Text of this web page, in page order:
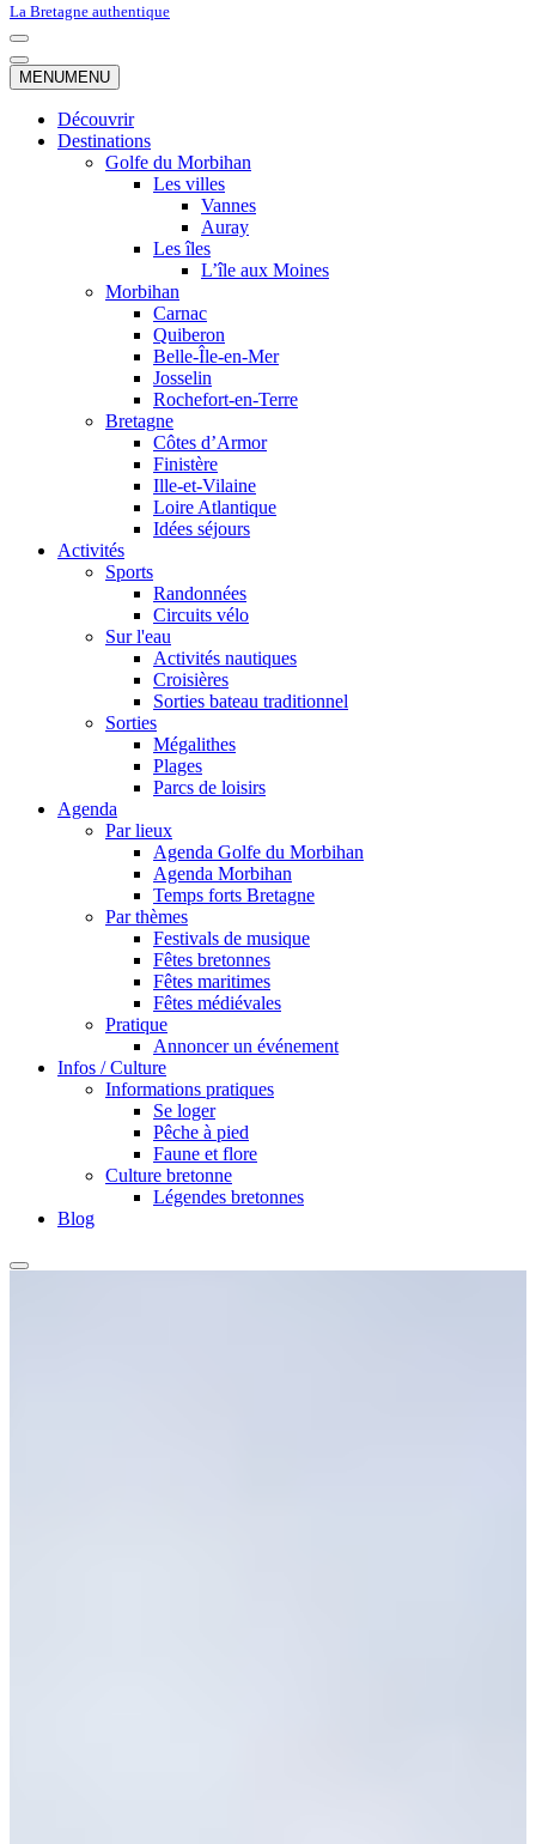
La Bretagne authentique
Menu
de
navigation
Menu
de
MENUMENU
Découvrir
Destinations
Golfe du Morbihan
Les villes
Vannes
Auray
Les îles
L’île aux Moines
Morbihan
Carnac
Quiberon
Belle-Île-en-Mer
Josselin
Rochefort-en-Terre
Bretagne
Côtes d’Armor
Finistère
Ille-et-Vilaine
Loire Atlantique
Idées séjours
Activités
Sports
Randonnées
Circuits vélo
Sur l'eau
Activités nautiques
Croisières
Sorties bateau traditionnel
Sorties
Mégalithes
Plages
Parcs de loisirs
Agenda
Par lieux
Agenda Golfe du Morbihan
Agenda Morbihan
Temps forts Bretagne
Par thèmes
Festivals de musique
Fêtes bretonnes
Fêtes maritimes
Fêtes médiévales
Pratique
Annoncer un événement
Infos / Culture
Informations pratiques
Se loger
Pêche à pied
Faune et flore
Culture bretonne
Légendes bretonnes
Blog